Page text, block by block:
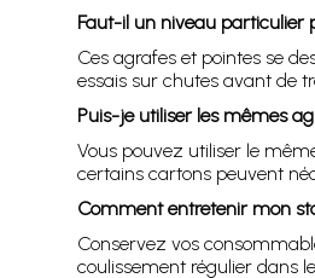
Faut-il un niveau particulier
Ces agrafes et pointes se
essais sur chutes avant de
Puis-je utiliser les mêmes
Vous pouvez utiliser le
certains cartons peuvent
Comment entretenir mon
Conservez vos
coulissement régulier dans